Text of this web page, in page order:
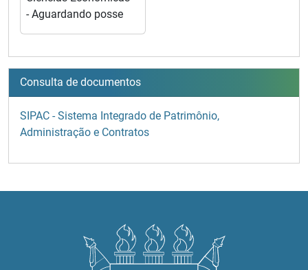
- Aguardando posse
Consulta de documentos
SIPAC - Sistema Integrado de Patrimônio,
Administração e Contratos